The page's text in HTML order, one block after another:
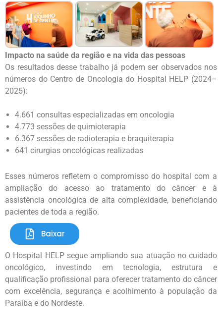
Impacto na saúde da região e na vida das pessoas
Os resultados desse trabalho já podem ser observados nos
números do Centro de Oncologia do Hospital HELP (2024–
2025):
4.661 consultas especializadas em oncologia
4.773 sessões de quimioterapia
6.367 sessões de radioterapia e braquiterapia
641 cirurgias oncológicas realizadas
Esses números refletem o compromisso do hospital com a
ampliação do acesso ao tratamento do câncer e à
assistência oncológica de alta complexidade, beneficiando
pacientes de toda a região.
Baixar
O Hospital HELP segue ampliando sua atuação no cuidado
oncológico, investindo em tecnologia, estrutura e
qualificação profissional para oferecer tratamento do câncer
com excelência, segurança e acolhimento à população da
Paraíba e do Nordeste.